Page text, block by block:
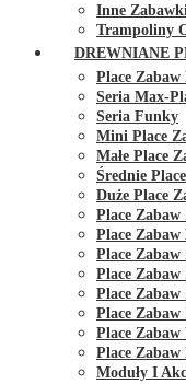
Inne
Trampoliny
DREWNIANE
Place Zabaw
Seria Max-
Seria Funky
Mini Place
Małe Place
Średnie
Duże Place
Place
Place
Place
Place
Place
Place
Place Zabaw
Place Zabaw
Moduły I